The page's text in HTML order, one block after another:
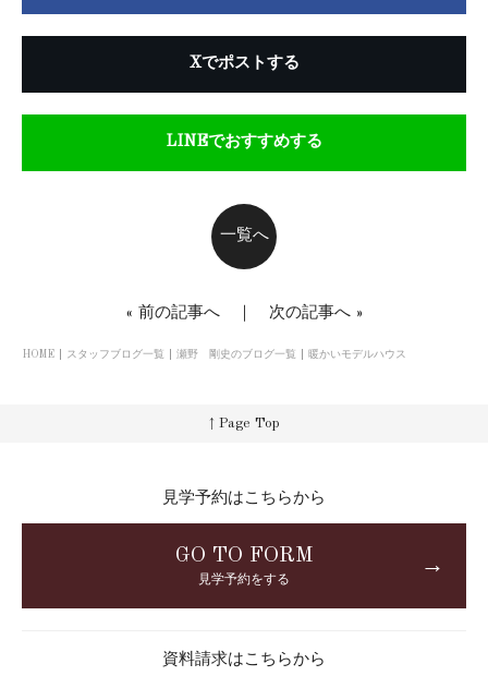
Xでポストする
LINEでおすすめする
一覧へ
« 前の記事へ｜ 次の記事へ»
HOME スタッフブログ一覧 瀬野 剛史のブログ一覧 暖かいモデルハウス
↑ Page Top
見学予約はこちらから
GO TO FORM
見学予約をする
→
資料請求はこちらから